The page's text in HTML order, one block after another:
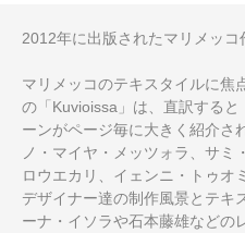
2012年に出版されたマリメッコ
マリメッコのテキスタイルに焦
の「Kuvioissa」は、直訳する
ーンがページ毎に大きく紹介さ
ノ・マイヤ・メッツォラ、サミ
ロウエカリ、イェンニ・トゥオ
デザイナー達の制作風景とテキ
ーナ・イソラや石本藤雄などの